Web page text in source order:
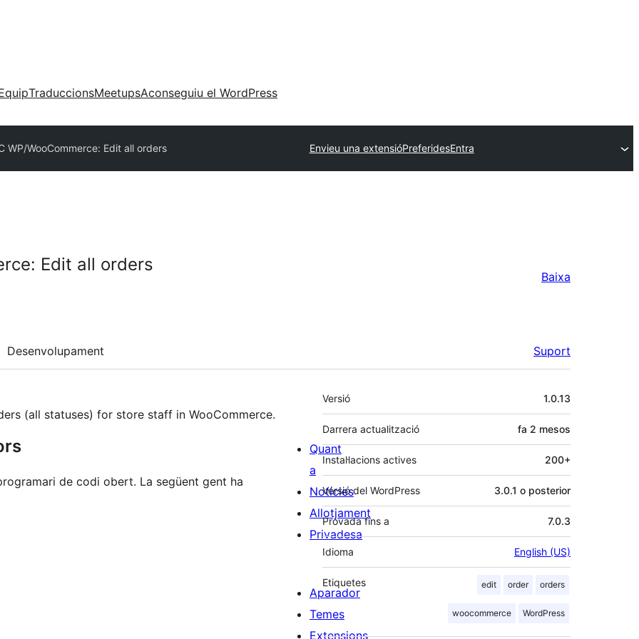
TraduccionsMeetupsAconseguiu el WordPress
WP/WooCommerce: Edit all orders Envieu una extensióPreferidesEntra
Edit all orders
Baixa
Desenvolupament Suport
(all statuses) for store staff in WooCommerce.
de codi obert. La següent gent ha
Meta
Versió 1.0.13
Darrera actualització fa 2 mesos
Instal·lacions actives 200+
Versió del WordPress 3.0.1 o posterior
Provada fins a 7.0.3
Idioma English (US)
Etiquetes edit order orders
woocommerce WordPress
Quant
a
Notícies
Allotjament
Privadesa
Aparador
Temes
Extensions